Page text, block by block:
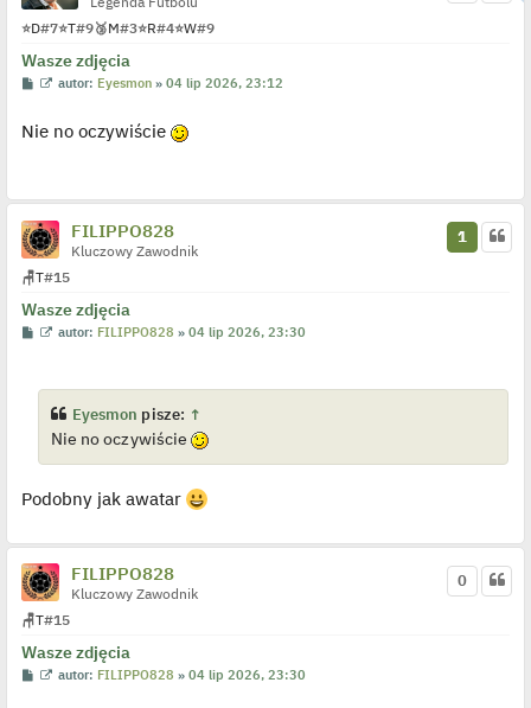
y
c
z
o
s
⭐D#7⭐T#9🥉M#3⭐R#4⭐W#9
Wasze zdjęcia
P
t
W
w
i
p
o
j
e
y
c
z
s
t
autor: Eyesmon »04 lip 2026, 23:12
Nie no oczywiście
FILIPPO828
Kluczowy Zawodnik
🪑T#15
Wasze zdjęcia
1
P
W
i
e
t
l
o
e
n
c
z
y
o
t
autor: FILIPPO828 »04 lip 2026, 23:30
Eyesmon pisze: ↑
Nie no oczywiście
Podobny jak awatar
FILIPPO828
Kluczowy Zawodnik
🪑T#15
Wasze zdjęcia
0
P
W
autor: FILIPPO828 »04 lip 2026, 23:30